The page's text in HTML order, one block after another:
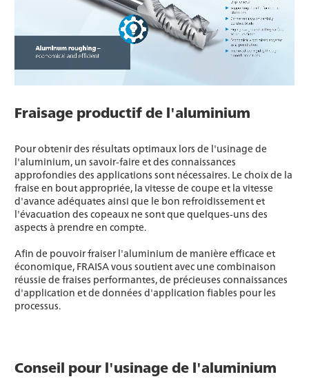
Fraisage productif de l'aluminium
Pour obtenir des résultats optimaux lors de l'usinage de
l'aluminium, un savoir-faire et des connaissances
approfondies des applications sont nécessaires. Le choix de la
fraise en bout appropriée, la vitesse de coupe et la vitesse
d'avance adéquates ainsi que le bon refroidissement et
l'évacuation des copeaux ne sont que quelques-uns des
aspects à prendre en compte.
Afin de pouvoir fraiser l'aluminium de manière efficace et
économique, FRAISA vous soutient avec une combinaison
réussie de fraises performantes, de précieuses connaissances
d'application et de données d'application fiables pour les
processus.
Conseil pour l'usinage de l'aluminium